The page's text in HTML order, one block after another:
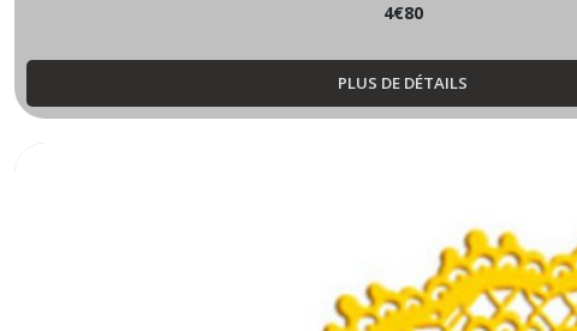
4€80
PLUS DE DÉTAILS